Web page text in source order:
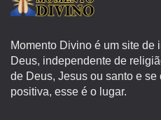
Momento Divino é um site de
Deus, independente de
de Deus, Jesus ou santo e
positiva, esse é o lugar.